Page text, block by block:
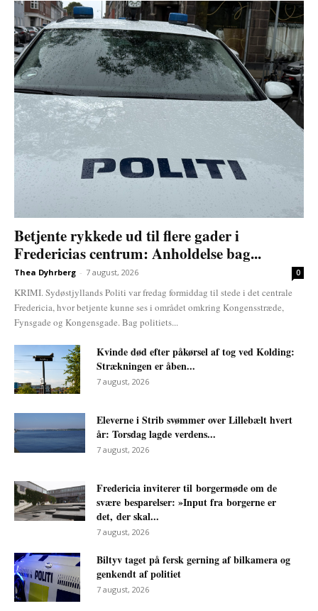
Betjente rykkede ud til flere gader i
Fredericias centrum: Anholdelse bag...
Thea Dyhrberg - 7 august, 2026 0
KRIMI. Sydøstjyllands Politi var fredag formiddag til stede i det centrale
Fredericia, hvor betjente kunne ses i området omkring Kongensstræde,
Fynsgade og Kongensgade. Bag politiets...
Kvinde død efter påkørsel af tog ved Kolding:
Strækningen er åben...
7 august, 2026
Eleverne i Strib svømmer over Lillebælt hvert
år: Torsdag lagde verdens...
7 august, 2026
Fredericia inviterer til borgermøde om de
svære besparelser: »Input fra borgerne er
det, der skal...
7 august, 2026
Biltyv taget på fersk gerning af bilkamera og
genkendt af politiet
7 august, 2026